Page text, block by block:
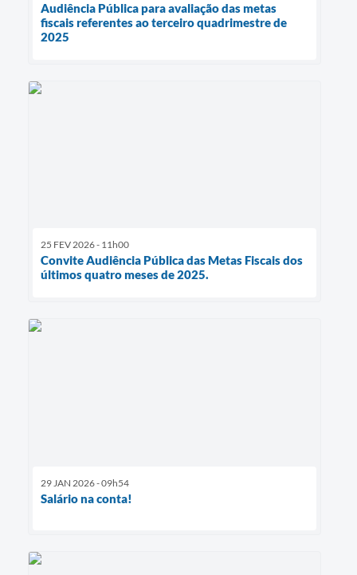
Audiência Pública para avaliação das metas
fiscais referentes ao terceiro quadrimestre de
2025
25 FEV 2026 - 11h00
Convite Audiência Pública das Metas Fiscais dos
últimos quatro meses de 2025.
29 JAN 2026 - 09h54
Salário na conta!